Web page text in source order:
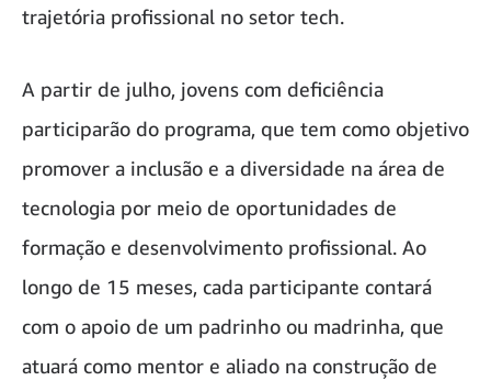
trajetória profissional no setor tech.
A partir de julho, jovens com deficiência
participarão do programa, que tem como objetivo
promover a inclusão e a diversidade na área de
tecnologia por meio de oportunidades de
formação e desenvolvimento profissional. Ao
longo de 15 meses, cada participante contará
com o apoio de um padrinho ou madrinha, que
atuará como mentor e aliado na construção de